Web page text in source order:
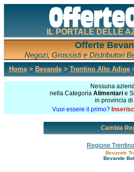
IL PORTALE DELLE
Offerte
Negozi, Grossisti e Distributori
Home > Bevande > Trentino Alto Adige
Nessuna
nella Categoria Alimentari e
in provincia di
Vuoi essere il primo?
Cambia
Regione
Bevande
Bevande